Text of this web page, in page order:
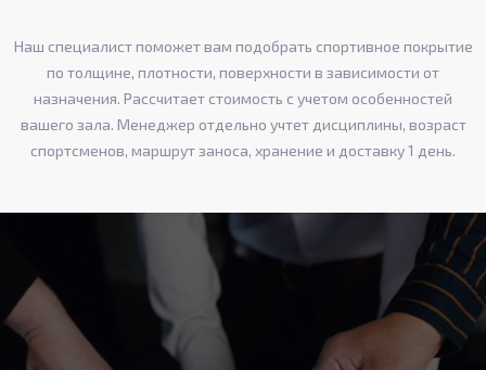
Наш специалист поможет вам подобрать спортивное покрытие
по толщине, плотности, поверхности в зависимости от
назначения. Рассчитает стоимость с учетом особенностей
вашего зала. Менеджер отдельно учтет дисциплины, возраст
спортсменов, маршрут заноса, хранение и доставку 1 день.